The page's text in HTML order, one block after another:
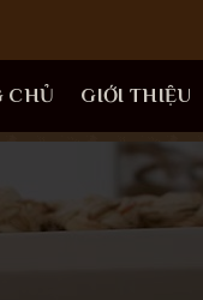
CHỦ GIỚI THIỆU